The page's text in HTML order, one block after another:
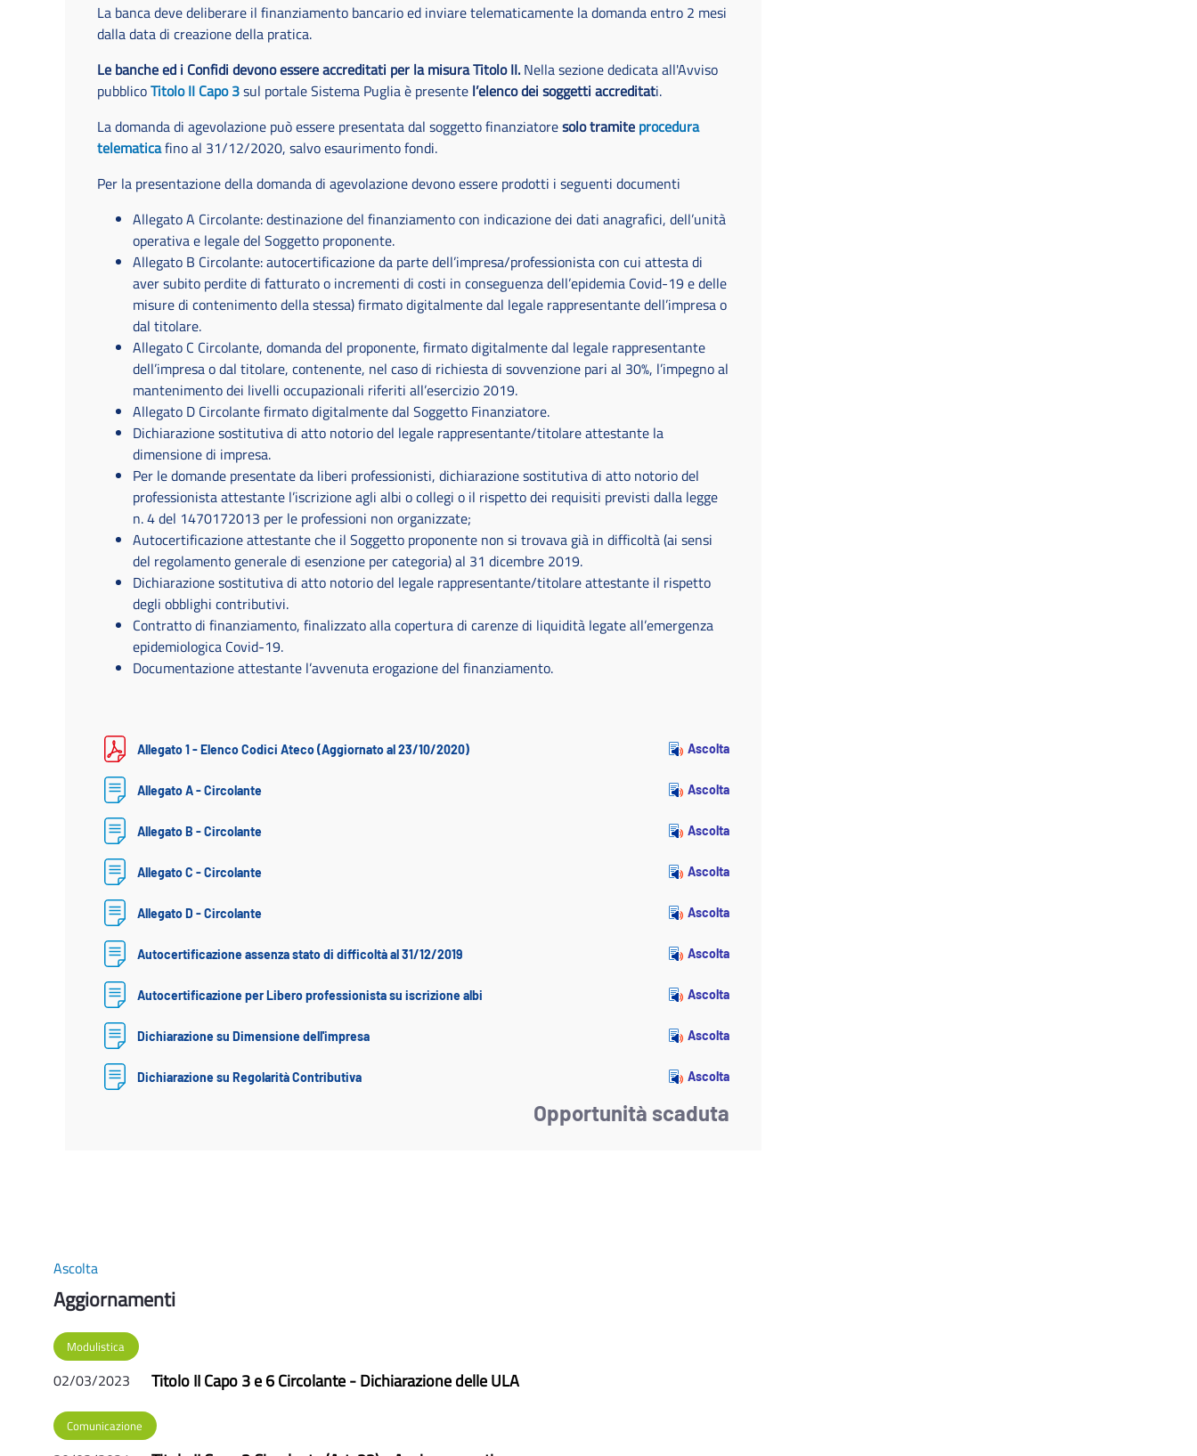
La banca deve deliberare il finanziamento bancario ed inviare telematicamente la domanda entro 2 mesi
dalla data di creazione della pratica.
Le banche ed i Confidi devono essere accreditati per la misura Titolo II. Nella sezione dedicata all'Avviso
pubblicoTitolo II Capo 3sul portale Sistema Puglia è presente l’elenco dei soggetti accreditati.
La domanda di agevolazione può essere presentata dal soggetto finanziatoresolo tramite procedura
telematicafino al 31/12/2020, salvo esaurimento fondi.
Per la presentazione della domanda di agevolazione devono essere prodotti i seguenti documenti
Allegato A Circolante: destinazione del finanziamento con indicazione dei dati anagrafici, dell’unità
operativa e legale del Soggetto proponente.
Allegato B Circolante: autocertificazione da parte dell’impresa/professionista con cui attesta di
aver subito perdite di fatturato o incrementi di costi in conseguenza dell’epidemia Covid-19 e delle
misure di contenimento della stessa) firmato digitalmente dal legale rappresentante dell’impresa o
dal titolare.
Allegato C Circolante, domanda del proponente, firmato digitalmente dal legale rappresentante
dell’impresa o dal titolare, contenente, nel caso di richiesta di sovvenzione pari al 30%, l’impegno al
mantenimento dei livelli occupazionali riferiti all’esercizio 2019.
Allegato D Circolante firmato digitalmente dal Soggetto Finanziatore.
Dichiarazione sostitutiva di atto notorio del legale rappresentante/titolare attestante la
dimensione di impresa.
Per le domande presentate da liberi professionisti, dichiarazione sostitutiva di atto notorio del
professionista attestante l’iscrizione agli albi o collegi o il rispetto dei requisiti previsti dalla legge
n. 4 del 1470172013 per le professioni non organizzate;
Autocertificazione attestante che il Soggetto proponente non si trovava già in difficoltà (ai sensi
del regolamento generale di esenzione per categoria) al 31 dicembre 2019.
Dichiarazione sostitutiva di atto notorio del legale rappresentante/titolare attestante il rispetto
degli obblighi contributivi.
Contratto di finanziamento, finalizzato alla copertura di carenze di liquidità legate all’emergenza
epidemiologica Covid-19.
Documentazione attestante l’avvenuta erogazione del finanziamento.
Allegato 1 - Elenco Codici Ateco (Aggiornato al 23/10/2020) Ascolta
Allegato A - Circolante Ascolta
Allegato B - Circolante Ascolta
Allegato C - Circolante Ascolta
Allegato D - Circolante Ascolta
Autocertificazione assenza stato di difficoltà al 31/12/2019 Ascolta
Autocertificazione per Libero professionista su iscrizione albi Ascolta
Dichiarazione su Dimensione dell'impresa Ascolta
Dichiarazione su Regolarità Contributiva Ascolta
Opportunità scaduta
Ascolta
Aggiornamenti
Modulistica
02/03/2023 Titolo II Capo 3 e 6 Circolante - Dichiarazione delle ULA
Comunicazione